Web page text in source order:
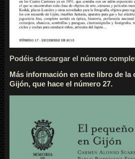
Podéis descargar el número
Más información en este libro de
Gijón, que hace el número 27.